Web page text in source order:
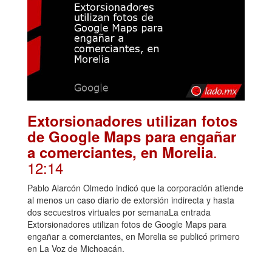
Extorsionadores utilizan fotos
de Google Maps para engañar
a comerciantes, en Morelia.
12:14
Pablo Alarcón Olmedo indicó que la corporación atiende
al menos un caso diario de extorsión indirecta y hasta
dos secuestros virtuales por semanaLa entrada
Extorsionadores utilizan fotos de Google Maps para
engañar a comerciantes, en Morelia se publicó primero
en La Voz de Michoacán.